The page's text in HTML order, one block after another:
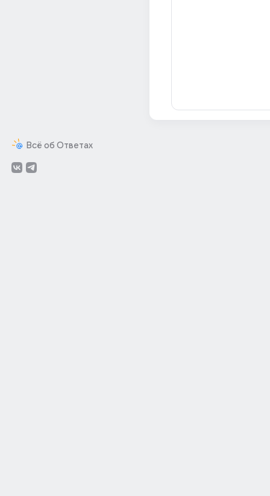
Всё об Ответах